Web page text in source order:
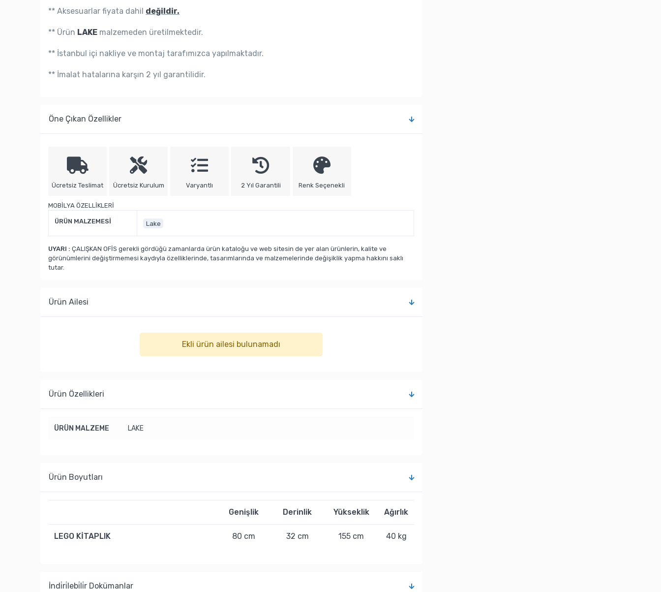
** Aksesuarlar fiyata dahil değildir.
** Ürün LAKE malzemeden üretilmektedir.
** İstanbul içi nakliye ve montaj tarafımızca yapılmaktadır.
** İmalat hatalarına karşın 2 yıl garantilidir.
Öne Çıkan Özellikler
Ücretsiz Teslimat Ücretsiz Kurulum Varyantlı 2 Yıl Garantili Renk Seçenekli
MOBİLYA ÖZELLİKLERİ
ÜRÜN MALZEMESİ Lake
UYARI : ÇALIŞKAN OFİS gerekli gördüğü zamanlarda ürün kataloğu ve web sitesin de yer alan ürünlerin, kalite ve
görünümlerini değiştirmemesi kaydıyla özelliklerinde, tasarımlarında ve malzemelerinde değişiklik yapma hakkını saklı
tutar.
Ürün Ailesi
Ekli ürün ailesi bulunamadı
Ürün Özellikleri
ÜRÜN MALZEME LAKE
Ürün Boyutları
Genişlik Derinlik Yükseklik Ağırlık
LEGO KİTAPLIK 80 cm 32 cm 155 cm 40 kg
İndi̇ri̇lebi̇li̇r Dokümanlar